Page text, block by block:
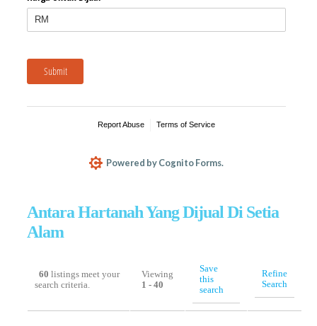
Antara Hartanah Yang Dijual Di Setia
Alam
60listings meet your
search criteria.
Viewing
1 - 40
Save
this
search
Refine
Search